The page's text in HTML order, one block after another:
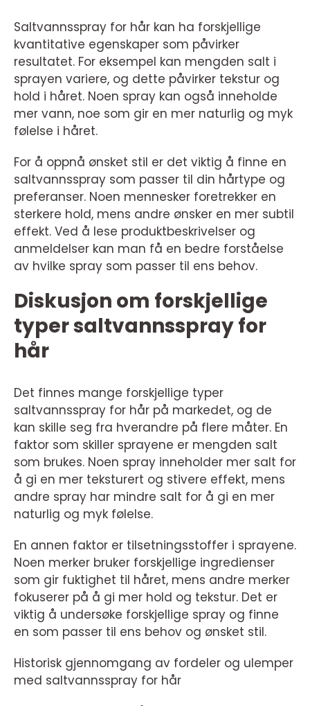
Saltvannsspray for hår kan ha forskjellige
kvantitative egenskaper som påvirker
resultatet. For eksempel kan mengden salt i
sprayen variere, og dette påvirker tekstur og
hold i håret. Noen spray kan også inneholde
mer vann, noe som gir en mer naturlig og myk
følelse i håret.
For å oppnå ønsket stil er det viktig å finne en
saltvannsspray som passer til din hårtype og
preferanser. Noen mennesker foretrekker en
sterkere hold, mens andre ønsker en mer subtil
effekt. Ved å lese produktbeskrivelser og
anmeldelser kan man få en bedre forståelse
av hvilke spray som passer til ens behov.
Diskusjon om forskjellige
typer saltvannsspray for
hår
Det finnes mange forskjellige typer
saltvannsspray for hår på markedet, og de
kan skille seg fra hverandre på flere måter. En
faktor som skiller sprayene er mengden salt
som brukes. Noen spray inneholder mer salt for
å gi en mer teksturert og stivere effekt, mens
andre spray har mindre salt for å gi en mer
naturlig og myk følelse.
En annen faktor er tilsetningsstoffer i sprayene.
Noen merker bruker forskjellige ingredienser
som gir fuktighet til håret, mens andre merker
fokuserer på å gi mer hold og tekstur. Det er
viktig å undersøke forskjellige spray og finne
en som passer til ens behov og ønsket stil.
Historisk gjennomgang av fordeler og ulemper
med saltvannsspray for hår